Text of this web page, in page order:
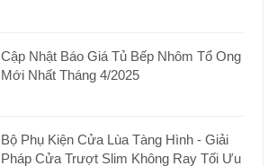
Cập Nhật Báo Giá Tủ Bếp Nhôm Tổ Ong
Mới Nhất Tháng 4/2025
Bộ Phụ Kiện Cửa Lùa Tàng Hình - Giải
Pháp Cửa Trượt Slim Không Ray Tối Ưu